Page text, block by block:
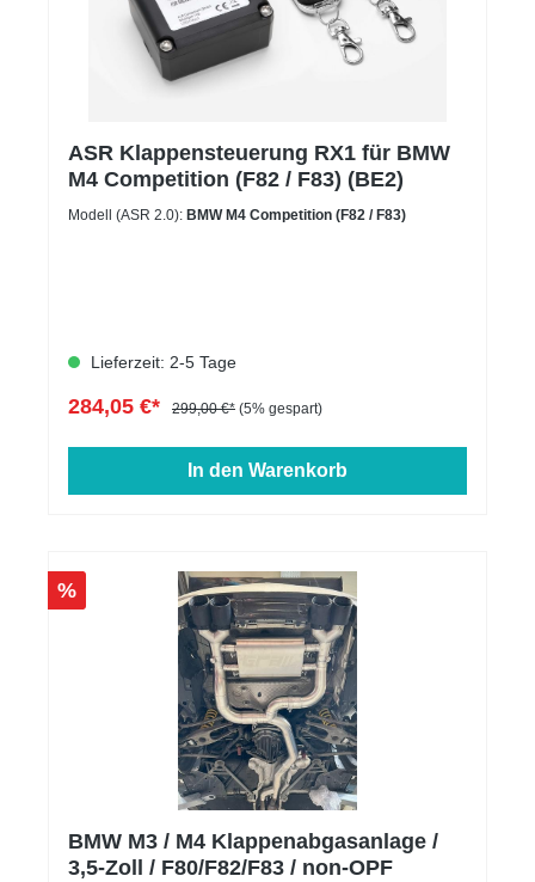
ASR Klappensteuerung RX1 für BMW
M4 Competition (F82 / F83) (BE2)
Modell (ASR 2.0): BMW M4 Competition (F82 / F83)
Lieferzeit: 2-5 Tage
284,05 €* 299,00 €* (5% gespart)
In den Warenkorb
%
BMW M3 / M4 Klappenabgasanlage /
3,5-Zoll / F80/F82/F83 / non-OPF